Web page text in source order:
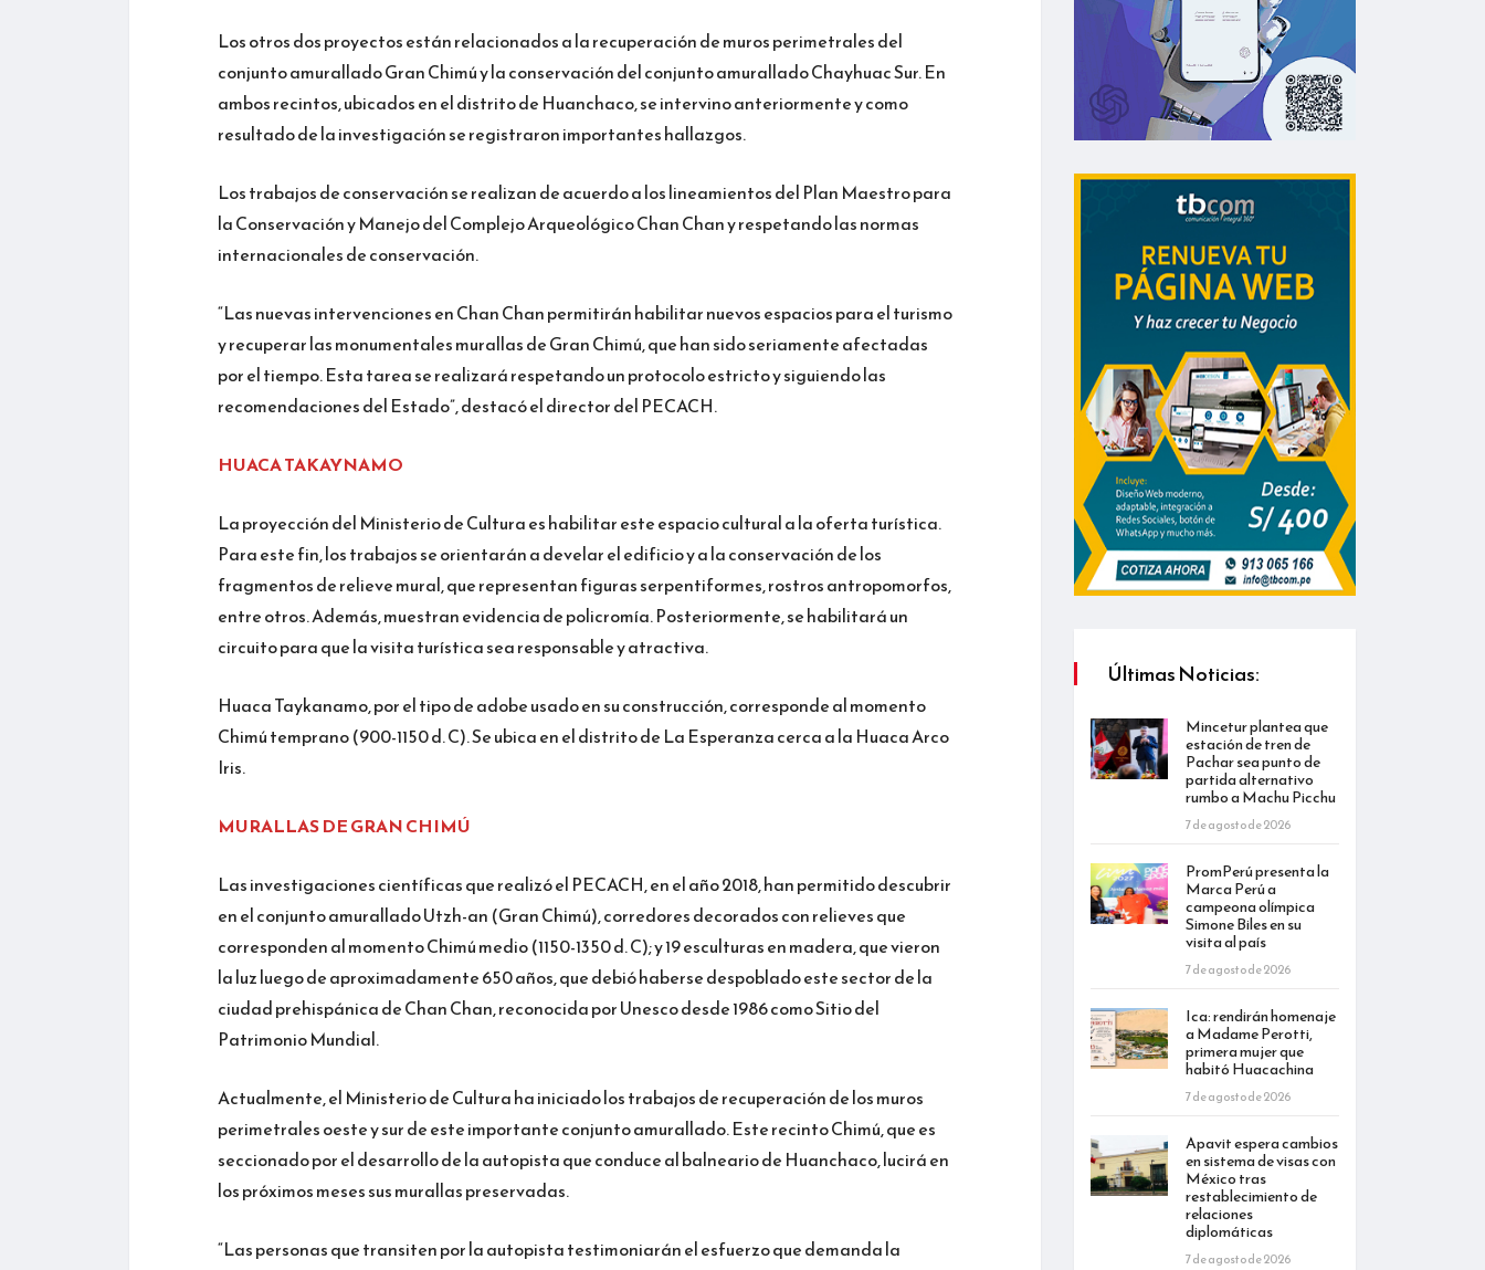
Los otros dos proyectos están relacionados a la recuperación de muros perimetrales del
conjunto amurallado Gran Chimú y la conservación del conjunto amurallado Chayhuac Sur. En
ambos recintos, ubicados en el distrito de Huanchaco, se intervino anteriormente y como
resultado de la investigación se registraron importantes hallazgos.
Los trabajos de conservación se realizan de acuerdo a los lineamientos del Plan Maestro para
la Conservación y Manejo del Complejo Arqueológico Chan Chan y respetando las normas
internacionales de conservación.
“Las nuevas intervenciones en Chan Chan permitirán habilitar nuevos espacios para el turismo
y recuperar las monumentales murallas de Gran Chimú, que han sido seriamente afectadas
por el tiempo. Esta tarea se realizará respetando un protocolo estricto y siguiendo las
recomendaciones del Estado”, destacó el director del PECACH.
HUACA TAKAYNAMO
La proyección del Ministerio de Cultura es habilitar este espacio cultural a la oferta turística.
Para este fin, los trabajos se orientarán a develar el edificio y a la conservación de los
fragmentos de relieve mural, que representan figuras serpentiformes, rostros antropomorfos,
entre otros. Además, muestran evidencia de policromía. Posteriormente, se habilitará un
circuito para que la visita turística sea responsable y atractiva.
Huaca Taykanamo, por el tipo de adobe usado en su construcción, corresponde al momento
Chimú temprano (900-1150 d. C). Se ubica en el distrito de La Esperanza cerca a la Huaca Arco
Iris.
MURALLAS DE GRAN CHIMÚ
Las investigaciones científicas que realizó el PECACH, en el año 2018, han permitido descubrir
en el conjunto amurallado Utzh-an (Gran Chimú), corredores decorados con relieves que
corresponden al momento Chimú medio (1150-1350 d. C); y 19 esculturas en madera, que vieron
la luz luego de aproximadamente 650 años, que debió haberse despoblado este sector de la
ciudad prehispánica de Chan Chan, reconocida por Unesco desde 1986 como Sitio del
Patrimonio Mundial.
Actualmente, el Ministerio de Cultura ha iniciado los trabajos de recuperación de los muros
perimetrales oeste y sur de este importante conjunto amurallado. Este recinto Chimú, que es
seccionado por el desarrollo de la autopista que conduce al balneario de Huanchaco, lucirá en
los próximos meses sus murallas preservadas.
“Las personas que transiten por la autopista testimoniarán el esfuerzo que demanda la
Últimas Noticias:
Mincetur plantea que
estación de tren de
Pachar sea punto de
partida alternativo
rumbo a Machu Picchu
7 de agosto de 2026
PromPerú presenta la
Marca Perú a
campeona olímpica
Simone Biles en su
visita al país
7 de agosto de 2026
Ica: rendirán homenaje
a Madame Perotti,
primera mujer que
habitó Huacachina
7 de agosto de 2026
Apavit espera cambios
en sistema de visas con
México tras
restablecimiento de
relaciones
diplomáticas
7 de agosto de 2026